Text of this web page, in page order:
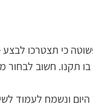
כי תצטרכו
תקנו. חשוב לבחור
היום ונשמח לעמוד